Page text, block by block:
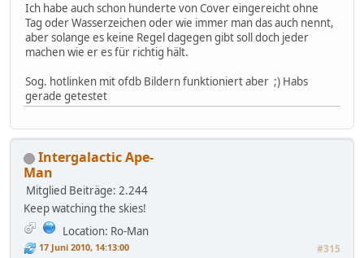
Ich habe auch schon hunderte von Cover eingereicht ohne
Tag oder Wasserzeichen oder wie immer man das auch nennt,
aber solange es keine Regel dagegen gibt soll doch jeder
machen wie er es für richtig hält.
Sog. hotlinken mit ofdb Bildern funktioniert aber ;) Habs
gerade getestet
Intergalactic Ape-
Man
Mitglied Beiträge: 2.244
Keep watching the skies!
Location: Ro-Man
17 Juni 2010, 14:13:00 #315